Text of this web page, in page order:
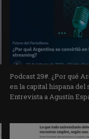
Podcast 29#. ¿Por qué
en la capital hispana del
Entrevista a Agustín